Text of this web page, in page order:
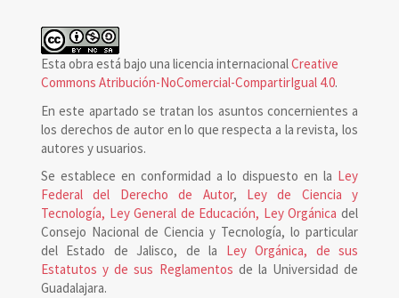
Esta obra está bajo una licencia internacionalCreative
Commons Atribución-NoComercial-CompartirIgual 4.0.
En este apartado se tratan los asuntos concernientes a
los derechos de autor en lo que respecta a la revista, los
autores y usuarios.
Se establece en conformidad a lo dispuesto en la Ley
Federal del Derecho de Autor, Ley de Ciencia y
Tecnología, Ley General de Educación, Ley Orgánica del
Consejo Nacional de Ciencia y Tecnología, lo particular
del Estado de Jalisco, de la Ley Orgánica, de sus
Estatutos y de sus Reglamentos de la Universidad de
Guadalajara.